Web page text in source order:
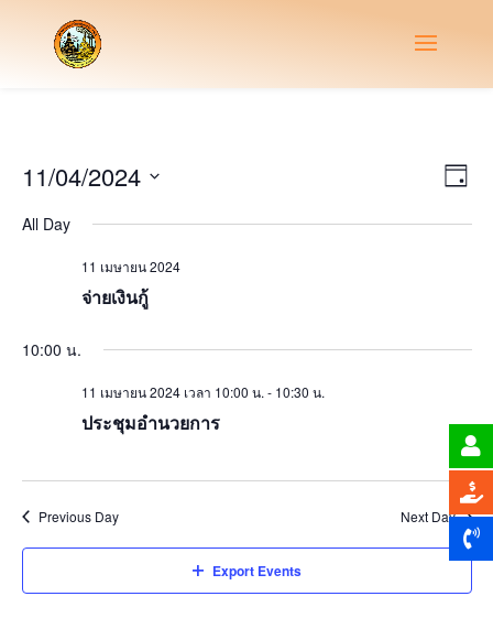
Day
11/04/2024
date.
All Day
11 เมษายน 2024
จ่ายเงินกู้
10:00 น.
11 เมษายน 2024 เวลา 10:00 น. - 10:30 น.
ประชุมอำนวยการ
Previous Day Next Day
Export Events